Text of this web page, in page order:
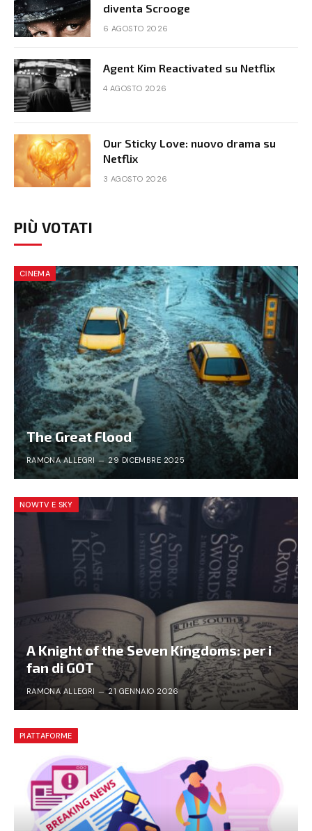
diventa Scrooge
6 AGOSTO 2026
Agent Kim Reactivated su Netflix
4 AGOSTO 2026
Our Sticky Love: nuovo drama su
Netflix
3 AGOSTO 2026
PIÙ VOTATI
CINEMA
The Great Flood
RAMONA ALLEGRI 29 DICEMBRE 2025
NOWTV E SKY
A Knight of the Seven Kingdoms: per i
fan di GOT
RAMONA ALLEGRI 21 GENNAIO 2026
PIATTAFORME